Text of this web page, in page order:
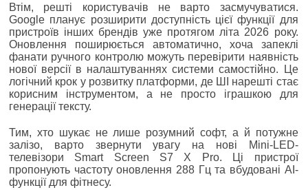
Втім, решті користувачів не варто засмучуватися.
Google планує розширити доступність цієї функції для
пристроїв інших брендів уже протягом літа 2026 року.
Оновлення поширюється автоматично, хоча запеклі
фанати ручного контролю можуть перевірити наявність
нової версії в налаштуваннях системи самостійно. Це
логічний крок у розвитку платформи, де ШІ нарешті стає
корисним інструментом, а не просто іграшкою для
генерації тексту.
Тим, хто шукає не лише розумний софт, а й потужне
залізо, варто звернути увагу на нові Mini-LED-
телевізори Smart Screen S7 X Pro. Ці пристрої
пропонують частоту оновлення 288 Гц та вбудовані AI-
функції для фітнесу.